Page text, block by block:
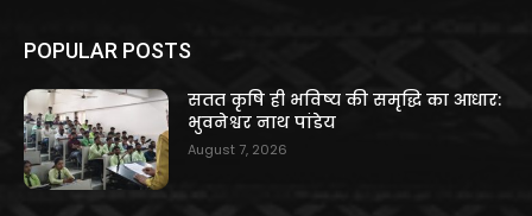
POPULAR POSTS
सतत कृषि ही भविष्य की समृद्धि का आधार:
भुवनेश्वर नाथ पांडेय
August 7, 2026